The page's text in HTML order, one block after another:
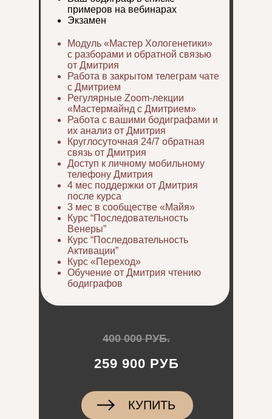
Модуль «Мастер Хологенетики»
с разборами и обратной связью
от Дмитрия
Работа в закрытом телеграм чате
с Дмитрием
Регулярные Zoom-лекции
«Мастермайнд с Дмитрием»
Работа с вашими бодиграфами и
их анализ от Дмитрия
Круглосуточная 24/7 обратная
связь от Дмитрия
Доступ к личному мобильному
телефону Дмитрия
4 мес поддержки от Дмитрия
после курса
3 мес в сообществе «Майя»
Курс “Последовательность
Венеры”
Курс “Последовательность
Активации”
Курс «Переход»
Обучение от Дмитрия чтению
бодиграфов
примеров на вебинарах
Экзамен
259 900 РУБ
400 000 РУБ.
КУПИТЬ